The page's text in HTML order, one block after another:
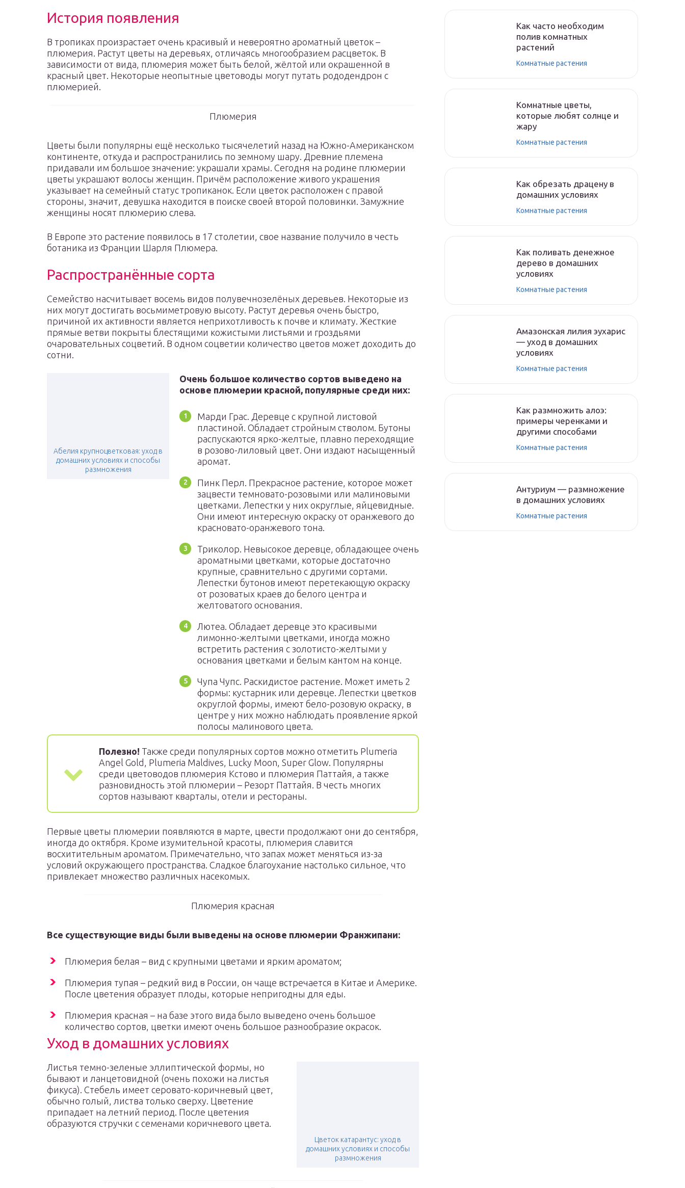
История появления
В тропиках произрастает очень красивый и невероятно ароматный цветок –
плюмерия. Растут цветы на деревьях, отличаясь многообразием расцветок. В
зависимости от вида, плюмерия может быть белой, жёлтой или окрашенной в
красный цвет. Некоторые неопытные цветоводы могут путать рододендрон с
плюмерией.
Плюмерия
Цветы были популярны ещё несколько тысячелетий назад на Южно-Американском
континенте, откуда и распространились по земному шару. Древние племена
придавали им большое значение: украшали храмы. Сегодня на родине плюмерии
цветы украшают волосы женщин. Причём расположение живого украшения
указывает на семейный статус тропиканок. Если цветок расположен с правой
стороны, значит, девушка находится в поиске своей второй половинки. Замужние
женщины носят плюмерию слева.
В Европе это растение появилось в 17 столетии, свое название получило в честь
ботаника из Франции Шарля Плюмера.
Распространённые сорта
Семейство насчитывает восемь видов полувечнозелёных деревьев. Некоторые из
них могут достигать восьмиметровую высоту. Растут деревья очень быстро,
причиной их активности является неприхотливость к почве и климату. Жесткие
прямые ветви покрыты блестящими кожистыми листьями и гроздьями
очаровательных соцветий. В одном соцветии количество цветов может доходить до
сотни.
Абелия крупноцветковая: уход в
домашних условиях и способы
размножения
Очень большое количество сортов выведено на
основе плюмерии красной, популярные среди них:
Марди Грас. Деревце с крупной листовой
пластиной. Обладает стройным стволом. Бутоны
распускаются ярко-желтые, плавно переходящие
в розово-лиловый цвет. Они издают насыщенный
аромат.
Пинк Перл. Прекрасное растение, которое может
зацвести темновато-розовыми или малиновыми
цветками. Лепестки у них округлые, яйцевидные.
Они имеют интересную окраску от оранжевого до
красновато-оранжевого тона.
Триколор. Невысокое деревце, обладающее очень
ароматными цветками, которые достаточно
крупные, сравнительно с другими сортами.
Лепестки бутонов имеют перетекающую окраску
от розоватых краев до белого центра и
желтоватого основания.
Лютеа. Обладает деревце это красивыми
лимонно-желтыми цветками, иногда можно
встретить растения с золотисто-желтыми у
основания цветками и белым кантом на конце.
Чупа Чупс. Раскидистое растение. Может иметь 2
формы: кустарник или деревце. Лепестки цветков
округлой формы, имеют бело-розовую окраску, в
центре у них можно наблюдать проявление яркой
полосы малинового цвета.
Полезно! Также среди популярных сортов можно отметить Plumeria
Angel Gold, Plumeria Maldives, Lucky Moon, Super Glow. Популярны
среди цветоводов плюмерия Кстово и плюмерия Паттайя, а также
разновидность этой плюмерии – Резорт Паттайя. В честь многих
сортов называют кварталы, отели и рестораны.
Первые цветы плюмерии появляются в марте, цвести продолжают они до сентября,
иногда до октября. Кроме изумительной красоты, плюмерия славится
восхитительным ароматом. Примечательно, что запах может меняться из-за
условий окружающего пространства. Сладкое благоухание настолько сильное, что
привлекает множество различных насекомых.
Плюмерия красная
Все существующие виды были выведены на основе плюмерии Франжипани:
Плюмерия белая – вид с крупными цветами и ярким ароматом;
Плюмерия тупая – редкий вид в России, он чаще встречается в Китае и Америке.
После цветения образует плоды, которые непригодны для еды.
Плюмерия красная – на базе этого вида было выведено очень большое
количество сортов, цветки имеют очень большое разнообразие окрасок.
Уход в домашних условиях
Цветок катарантус: уход в
домашних условиях и способы
размножения
Листья темно-зеленые эллиптической формы, но
бывают и ланцетовидной (очень похожи на листья
фикуса). Стебель имеет серовато-коричневый цвет,
обычно голый, листва только сверху. Цветение
припадает на летний период. После цветения
образуются стручки с семенами коричневого цвета.
Как часто необходим
полив комнатных
растений
Комнатные растения
Комнатные цветы,
которые любят солнце и
жару
Комнатные растения
Как обрезать драцену в
домашних условиях
Комнатные растения
Как поливать денежное
дерево в домашних
условиях
Комнатные растения
Амазонская лилия эухарис
— уход в домашних
условиях
Комнатные растения
Как размножить алоэ:
примеры черенками и
другими способами
Комнатные растения
Антуриум — размножение
в домашних условиях
Комнатные растения